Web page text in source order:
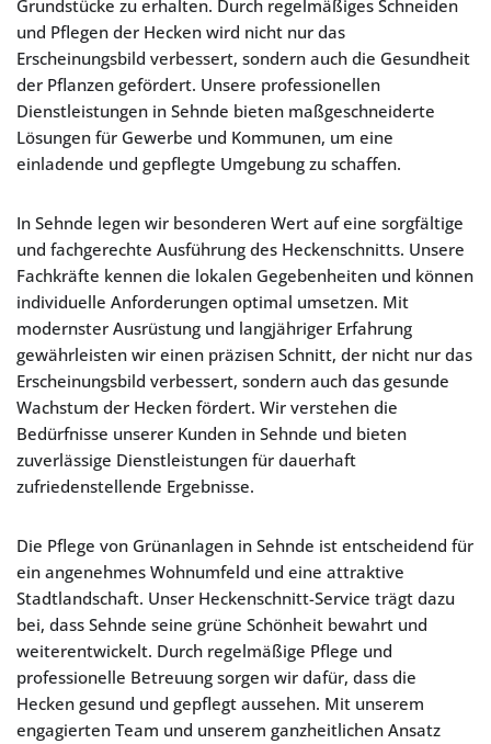
Grundstücke zu erhalten. Durch regelmäßiges Schneiden
und Pflegen der Hecken wird nicht nur das
Erscheinungsbild verbessert, sondern auch die Gesundheit
der Pflanzen gefördert. Unsere professionellen
Dienstleistungen in Sehnde bieten maßgeschneiderte
Lösungen für Gewerbe und Kommunen, um eine
einladende und gepflegte Umgebung zu schaffen.
In Sehnde legen wir besonderen Wert auf eine sorgfältige
und fachgerechte Ausführung des Heckenschnitts. Unsere
Fachkräfte kennen die lokalen Gegebenheiten und können
individuelle Anforderungen optimal umsetzen. Mit
modernster Ausrüstung und langjähriger Erfahrung
gewährleisten wir einen präzisen Schnitt, der nicht nur das
Erscheinungsbild verbessert, sondern auch das gesunde
Wachstum der Hecken fördert. Wir verstehen die
Bedürfnisse unserer Kunden in Sehnde und bieten
zuverlässige Dienstleistungen für dauerhaft
zufriedenstellende Ergebnisse.
Die Pflege von Grünanlagen in Sehnde ist entscheidend für
ein angenehmes Wohnumfeld und eine attraktive
Stadtlandschaft. Unser Heckenschnitt-Service trägt dazu
bei, dass Sehnde seine grüne Schönheit bewahrt und
weiterentwickelt. Durch regelmäßige Pflege und
professionelle Betreuung sorgen wir dafür, dass die
Hecken gesund und gepflegt aussehen. Mit unserem
engagierten Team und unserem ganzheitlichen Ansatz